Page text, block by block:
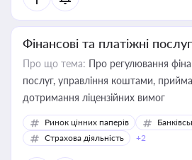
Фінансові та платіжні
Про що тема: Про регулювання
послуг, управління коштами, приймання платежів та
дотримання ліцензійних вимог
Ринок цінних паперів
Страхова діяльність
+2